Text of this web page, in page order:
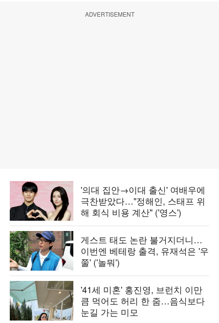
ADVERTISEMENT
'의대 집안→이대 출신' 여배우에
극찬받았다…"정해인, 스태프 위
해 회식 비용 계산" ('영스')
게스트 태도 논란 불거지더니…
이번엔 베테랑 출격, 유재석은 '우
쭐' ('놀뭐')
'41세 미혼' 홍진영, 브런치 이만
큼 먹어도 허리 한 줌…음식보다
눈길 가는 미모